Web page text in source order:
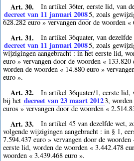
Art. 30. In artikel 36ter, eerste lid, van
decreet van 11 januari 20085, zoals
628.282 euro » vervangen door de woorden «
Art. 31. In artikel 36quater, van
decreet van 11 januari 20085, zoals
wijzigingen aangebracht : in het eerste lid,
euro » vervangen door de woorden «
worden de woorden « 14.880 euro »
euro ».
Art. 32.
In artikel 36quater/1, eerste lid,
bij het decreet van 23 maart 20123,
euros » vervangen door de woorden «
Art. 33.
In artikel 45 van dezelfde wet,
volgende wijzigingen aangebracht : in § 1,
7.594.437 euro » vervangen door de
eerste lid, worden de woorden « 3.442.478
woorden « 3.439.468 euro ».